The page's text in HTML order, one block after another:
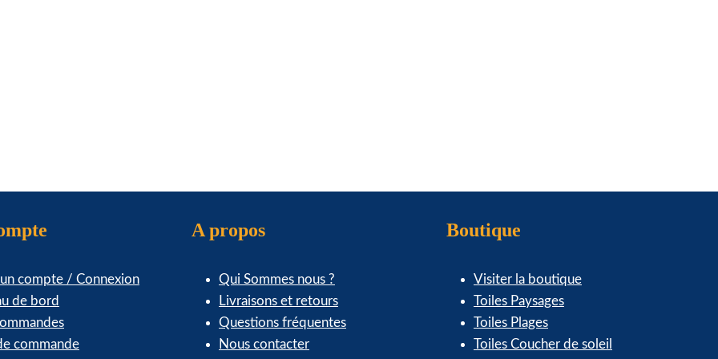
compte / Connexion
de bord
commande
A propos
Qui Sommes nous ?
Livraisons et retours
Questions fréquentes
Nous contacter
Boutique
Visiter la boutique
Toiles Paysages
Toiles Plages
Toiles Coucher de soleil